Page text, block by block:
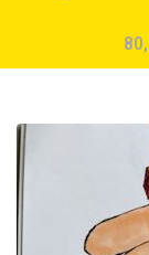
80,